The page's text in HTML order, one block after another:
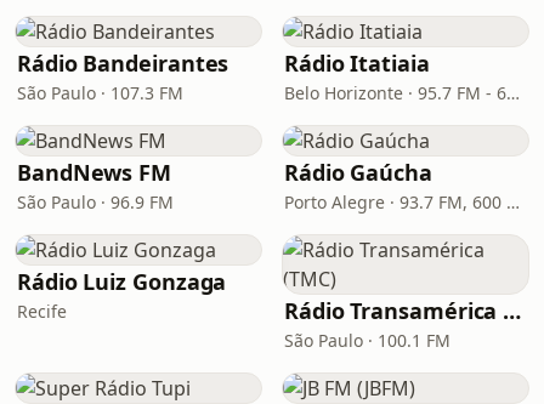
Rádio Bandeirantes
São Paulo · 107.3 FM
Rádio Itatiaia
Belo Horizonte · 95.7 FM - 610 AM
BandNews FM
São Paulo · 96.9 FM
Rádio Gaúcha
Porto Alegre · 93.7 FM, 600 AM
Rádio Luiz Gonzaga
Recife Rádio Transamérica (TMC)
São Paulo · 100.1 FM